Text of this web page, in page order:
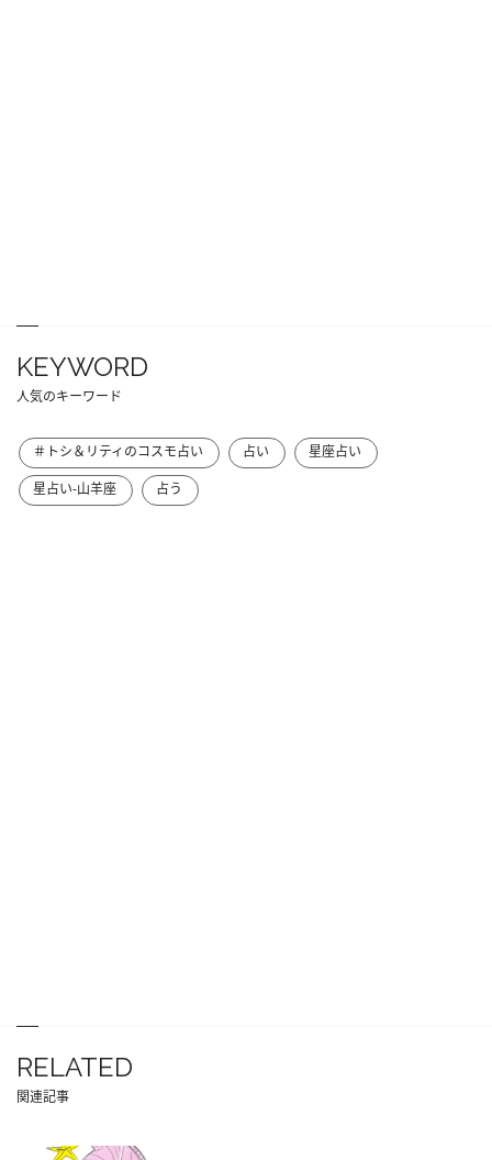
KEYWORD
人気のキーワード
＃トシ＆リティのコスモ占い 占い
星座占い
星占い-山羊座
占う
RELATED
関連記事